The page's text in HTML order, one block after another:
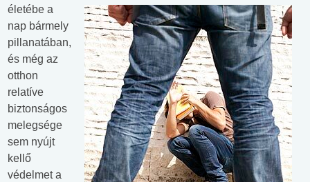
életébe a
nap bármely
pillanatában,
és még az
otthon
relatíve
biztonságos
melegsége
sem nyújt
kellő
védelmet a